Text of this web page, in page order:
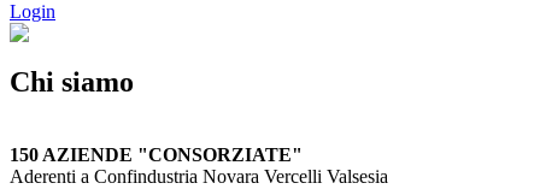
Login
Chi siamo
150 AZIENDE "CONSORZIATE"
Aderenti a Confindustria Novara Vercelli Valsesia